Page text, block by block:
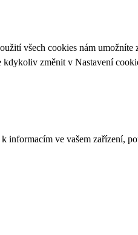
všech cookies nám umožníte
kdykoliv změnit v Nastavení
ve vašem zařízení,